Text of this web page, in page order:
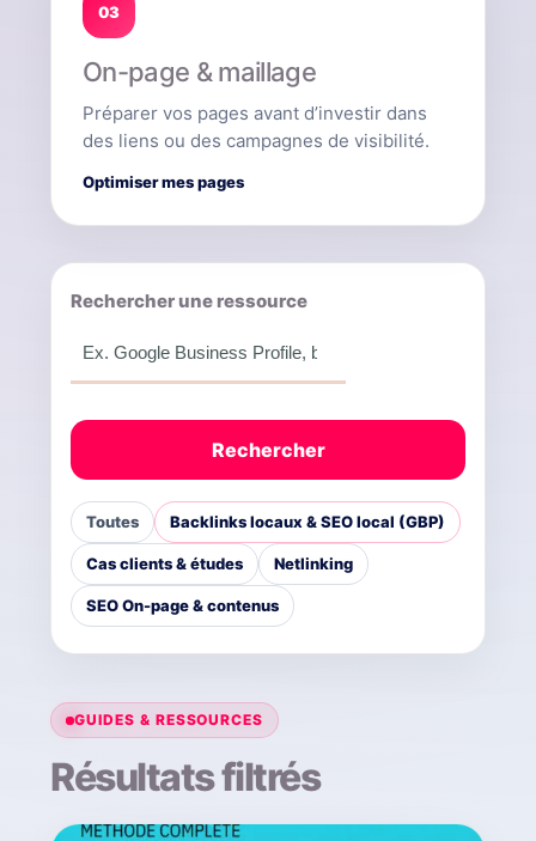
03
On-page & maillage
Préparer vos pages avant d’investir dans
des liens ou des campagnes de visibilité.
Optimiser mes pages
Rechercher une ressource
Rechercher
Toutes Backlinks locaux & SEO local (GBP)
Cas clients & études Netlinking
SEO On-page & contenus
GUIDES & RESSOURCES
Résultats filtrés